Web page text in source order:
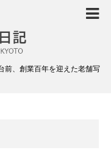
前、創業百年を迎えた老舗写